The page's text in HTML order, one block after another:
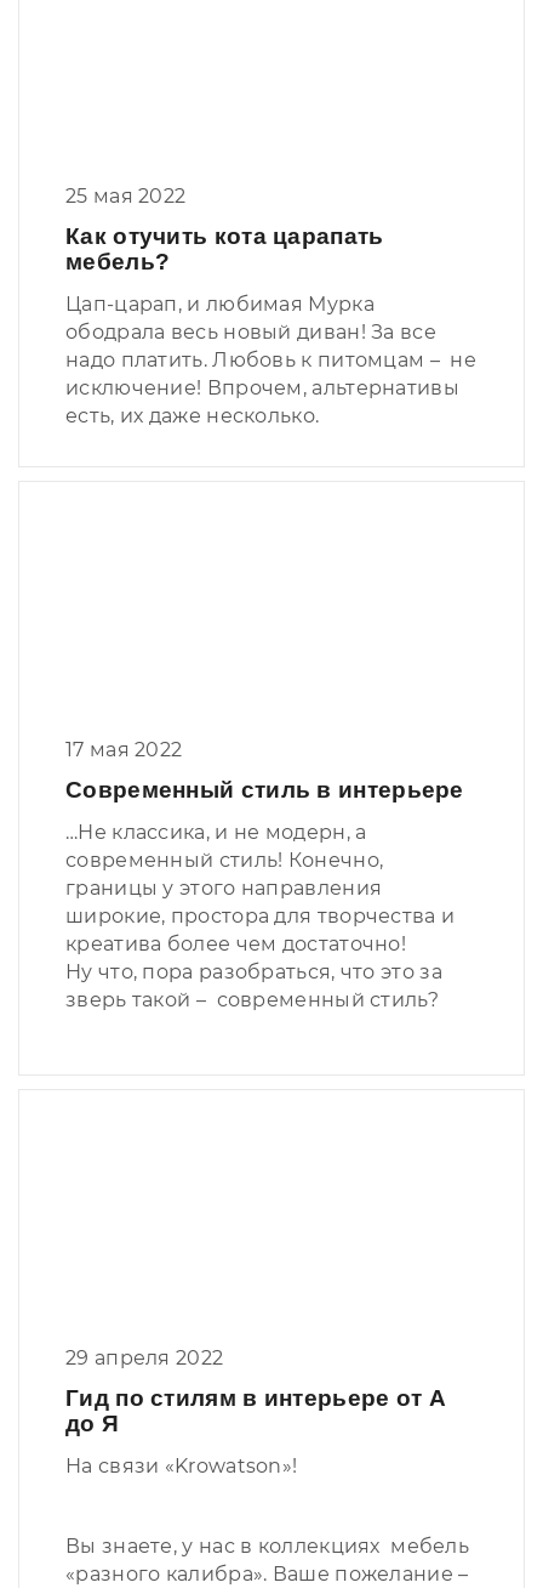
25 мая 2022
Как отучить кота царапать
мебель?
Цап-царап, и любимая Мурка
ободрала весь новый диван! За все
надо платить. Любовь к питомцам – не
исключение! Впрочем, альтернативы
есть, их даже несколько.
17 мая 2022
Современный стиль в интерьере
…Не классика, и не модерн, а
современный стиль! Конечно,
границы у этого направления
широкие, простора для творчества и
креатива более чем достаточно!
Ну что, пора разобраться, что это за
зверь такой – современный стиль?
29 апреля 2022
Гид по стилям в интерьере от А
до Я
На связи «Krowatson»!
Вы знаете, у нас в коллекциях мебель
«разного калибра». Ваше пожелание –